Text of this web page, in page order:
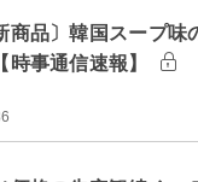
商品〕韓国スープ
時事通信速報】